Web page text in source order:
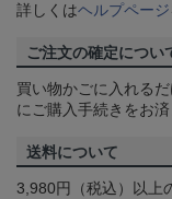
詳しくはヘルプページ
ご注文の確定につい
買い物かごに入れる
にご購入手続きをお済
送料について
3,980円（税込）以上